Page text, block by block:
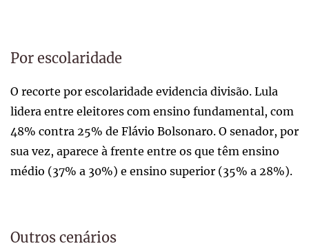
Por escolaridade
O recorte por escolaridade evidencia divisão. Lula
lidera entre eleitores com ensino fundamental, com
48% contra 25% de Flávio Bolsonaro. O senador, por
sua vez, aparece à frente entre os que têm ensino
médio (37% a 30%) e ensino superior (35% a 28%).
Outros cenários